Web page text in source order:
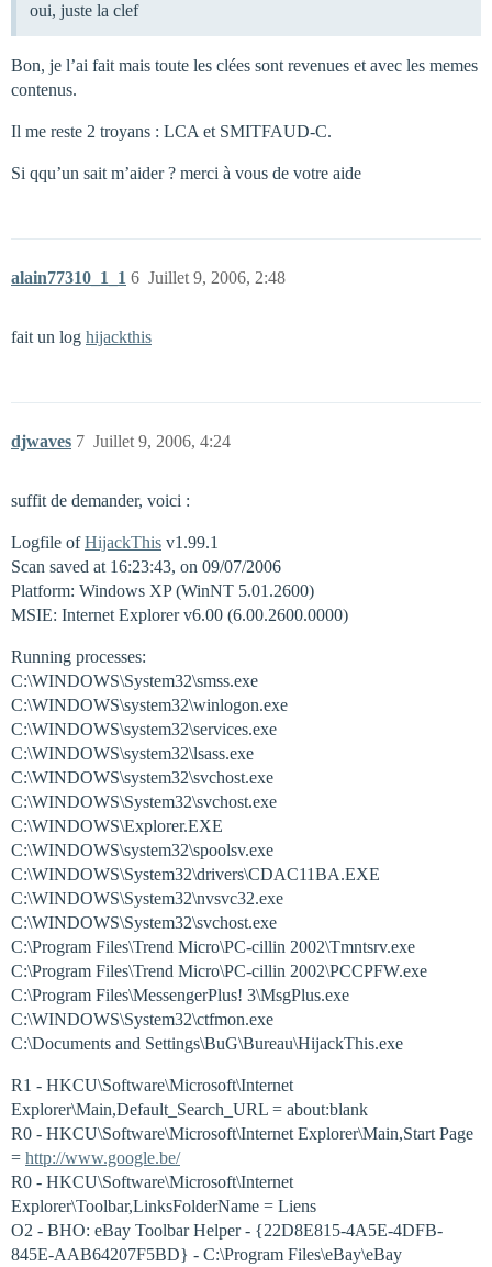
oui, juste la clef
Bon, je l’ai fait mais toute les clées sont revenues et avec les memes
contenus.
Il me reste 2 troyans : LCA et SMITFAUD-C.
Si qqu’un sait m’aider ? merci à vous de votre aide
alain77310_1_1 Juillet 9, 2006, 2:48
6
fait un log hijackthis
djwaves Juillet 9, 2006, 4:24
7
suffit de demander, voici :
Logfile ofHijackThis v1.99.1
Scan saved at 16:23:43, on 09/07/2006
Platform: Windows XP (WinNT 5.01.2600)
MSIE: Internet Explorer v6.00 (6.00.2600.0000)
Running processes:
C:\WINDOWS\System32\smss.exe
C:\WINDOWS\system32\winlogon.exe
C:\WINDOWS\system32\services.exe
C:\WINDOWS\system32\lsass.exe
C:\WINDOWS\system32\svchost.exe
C:\WINDOWS\System32\svchost.exe
C:\WINDOWS\Explorer.EXE
C:\WINDOWS\system32\spoolsv.exe
C:\WINDOWS\System32\drivers\CDAC11BA.EXE
C:\WINDOWS\System32\nvsvc32.exe
C:\WINDOWS\System32\svchost.exe
C:\Program Files\Trend Micro\PC-cillin 2002\Tmntsrv.exe
C:\Program Files\Trend Micro\PC-cillin 2002\PCCPFW.exe
C:\Program Files\MessengerPlus! 3\MsgPlus.exe
C:\WINDOWS\System32\ctfmon.exe
C:\Documents and Settings\BuG\Bureau\HijackThis.exe
R1 - HKCU\Software\Microsoft\Internet
Explorer\Main,Default_Search_URL = about:blank
R0 - HKCU\Software\Microsoft\Internet Explorer\Main,Start Page
= http://www.google.be/
R0 - HKCU\Software\Microsoft\Internet
Explorer\Toolbar,LinksFolderName = Liens
O2 - BHO: eBay Toolbar Helper - {22D8E815-4A5E-4DFB-
845E-AAB64207F5BD} - C:\Program Files\eBay\eBay